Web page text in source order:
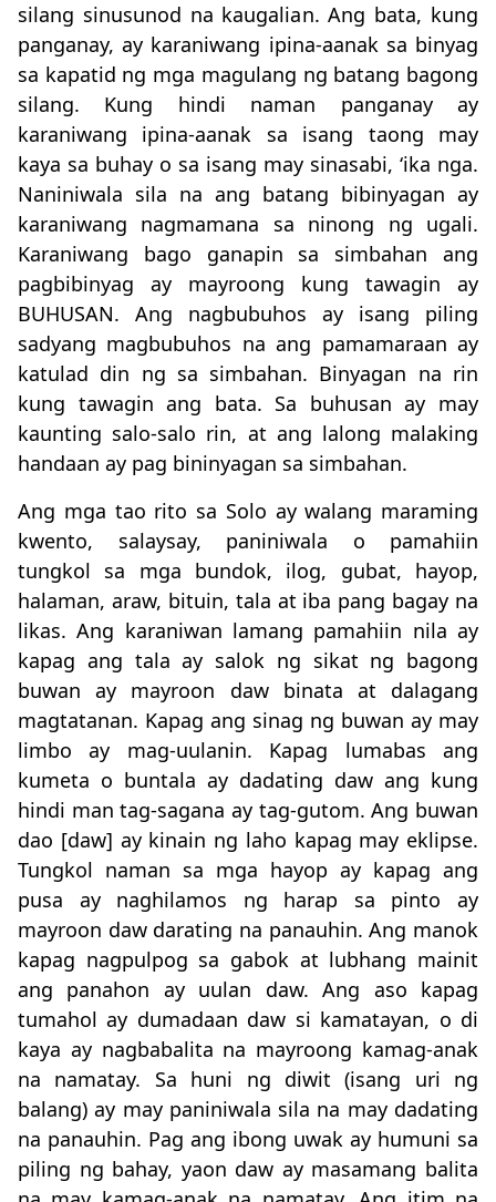
silang sinusunod na kaugalian. Ang bata, kung
panganay, ay karaniwang ipina-aanak sa binyag
sa kapatid ng mga magulang ng batang bagong
silang. Kung hindi naman panganay ay
karaniwang ipina-aanak sa isang taong may
kaya sa buhay o sa isang may sinasabi, ‘ika nga.
Naniniwala sila na ang batang bibinyagan ay
karaniwang nagmamana sa ninong ng ugali.
Karaniwang bago ganapin sa simbahan ang
pagbibinyag ay mayroong kung tawagin ay
BUHUSAN. Ang nagbubuhos ay isang piling
sadyang magbubuhos na ang pamamaraan ay
katulad din ng sa simbahan. Binyagan na rin
kung tawagin ang bata. Sa buhusan ay may
kaunting salo-salo rin, at ang lalong malaking
handaan ay pag bininyagan sa simbahan.
Ang mga tao rito sa Solo ay walang maraming
kwento, salaysay, paniniwala o pamahiin
tungkol sa mga bundok, ilog, gubat, hayop,
halaman, araw, bituin, tala at iba pang bagay na
likas. Ang karaniwan lamang pamahiin nila ay
kapag ang tala ay salok ng sikat ng bagong
buwan ay mayroon daw binata at dalagang
magtatanan. Kapag ang sinag ng buwan ay may
limbo ay mag-uulanin. Kapag lumabas ang
kumeta o buntala ay dadating daw ang kung
hindi man tag-sagana ay tag-gutom. Ang buwan
dao [daw] ay kinain ng laho kapag may eklipse.
Tungkol naman sa mga hayop ay kapag ang
pusa ay naghilamos ng harap sa pinto ay
mayroon daw darating na panauhin. Ang manok
kapag nagpulpog sa gabok at lubhang mainit
ang panahon ay uulan daw. Ang aso kapag
tumahol ay dumadaan daw si kamatayan, o di
kaya ay nagbabalita na mayroong kamag-anak
na namatay. Sa huni ng diwit (isang uri ng
balang) ay may paniniwala sila na may dadating
na panauhin. Pag ang ibong uwak ay humuni sa
piling ng bahay, yaon daw ay masamang balita